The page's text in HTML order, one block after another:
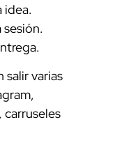
idea.
salir varias
carruseles